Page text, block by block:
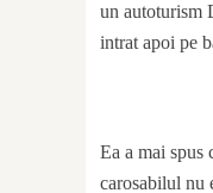
un autoturism
intrat apoi pe
Ea a mai spus
carosabilul nu